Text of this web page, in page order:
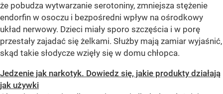
że pobudza wytwarzanie serotoniny, zmniejsza stężenie
endorfin w osoczu i bezpośredni wpływ na ośrodkowy
układ nerwowy. Dzieci miały sporo szczęścia i w porę
przestały zajadać się żelkami. Służby mają zamiar wyjaśnić,
skąd takie słodycze wzięły się w domu chłopca.
Jedzenie jak narkotyk. Dowiedz się, jakie produkty działają
jak używki